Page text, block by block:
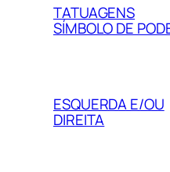
TATUAGENS
SÍMBOLO DE
ESQUERDA E/OU
DIREITA